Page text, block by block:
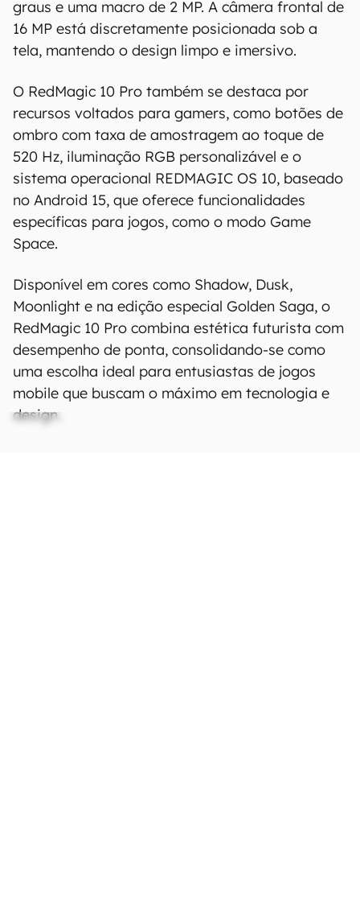
graus e uma macro de 2 MP. A câmera frontal de
16 MP está discretamente posicionada sob a
tela, mantendo o design limpo e imersivo.
O RedMagic 10 Pro também se destaca por
recursos voltados para gamers, como botões de
ombro com taxa de amostragem ao toque de
520 Hz, iluminação RGB personalizável e o
sistema operacional REDMAGIC OS 10, baseado
no Android 15, que oferece funcionalidades
específicas para jogos, como o modo Game
Space.
Disponível em cores como Shadow, Dusk,
Moonlight e na edição especial Golden Saga, o
RedMagic 10 Pro combina estética futurista com
desempenho de ponta, consolidando-se como
uma escolha ideal para entusiastas de jogos
mobile que buscam o máximo em tecnologia e
design.